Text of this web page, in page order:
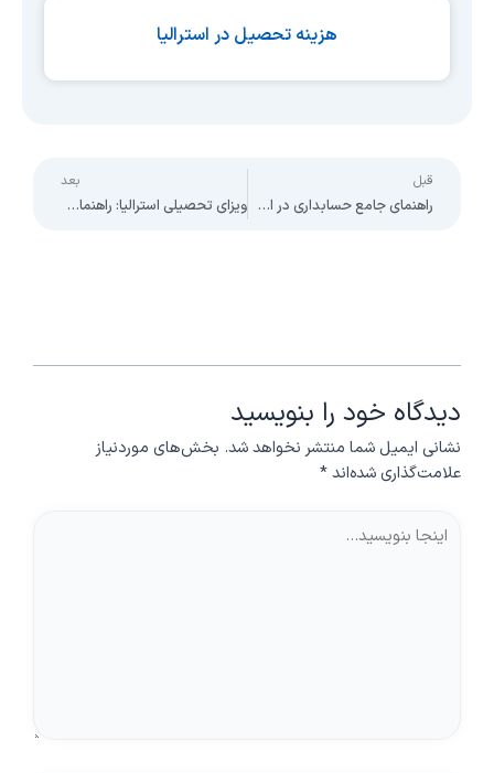
هزینه تحصیل در استرالیا
Prev
قبل
راهنمای جامع حسابداری در استرالیا: تحصیل، فرصت‌های شغلی و مسیر ادامه تحصیل
بعد
ویزای تحصیلی استرالیا: راهنمای کامل دریافت در سال ۲۰۲۵
دیدگاه‌ خود را بنویسید
نشانی ایمیل شما منتشر نخواهد شد. بخش‌های موردنیاز
علامت‌گذاری شده‌اند*
بنویسید…